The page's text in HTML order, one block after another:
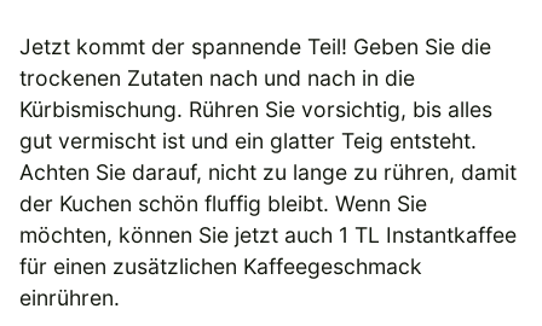
Jetzt kommt der spannende Teil! Geben Sie die
trockenen Zutaten nach und nach in die
Kürbismischung. Rühren Sie vorsichtig, bis alles
gut vermischt ist und ein glatter Teig entsteht.
Achten Sie darauf, nicht zu lange zu rühren, damit
der Kuchen schön fluffig bleibt. Wenn Sie
möchten, können Sie jetzt auch 1 TL Instantkaffee
für einen zusätzlichen Kaffeegeschmack
einrühren.